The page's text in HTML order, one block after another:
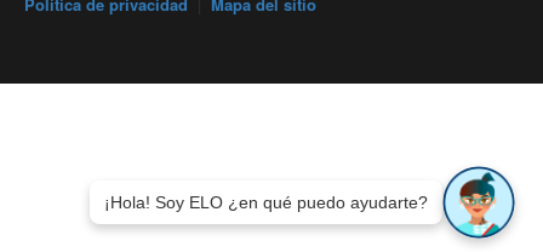
¡Hola! Soy ELO ¿en qué puedo ayudarte?